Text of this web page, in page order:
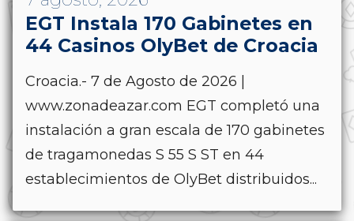
EGT Instala 170 Gabinetes en
44 Casinos OlyBet de Croacia
Croacia.- 7 de Agosto de 2026 |
www.zonadeazar.com EGT completó una
instalación a gran escala de 170 gabinetes
de tragamonedas S 55 S ST en 44
establecimientos de OlyBet distribuidos...